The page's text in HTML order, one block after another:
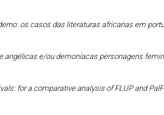
os casos das literaturas africanas em
angélicas e/ou demoníacas personagens
for a comparative analysis of FLUP and